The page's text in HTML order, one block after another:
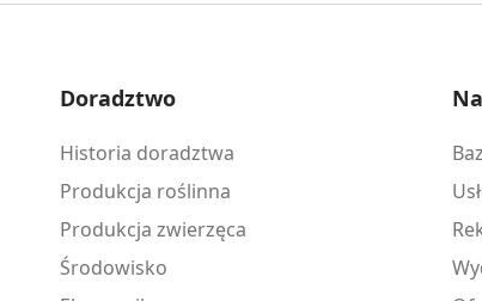
Doradztwo
Historia doradztwa
Produkcja roślinna
Produkcja zwierzęca
Środowisko